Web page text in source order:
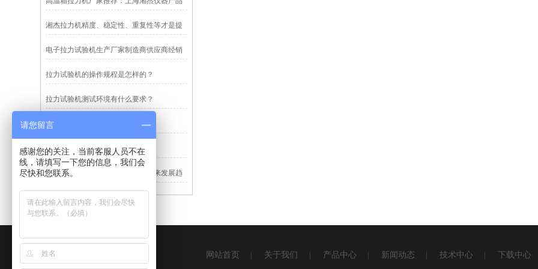
湘杰拉力机精度、稳定性、重复性等才是提
电子拉力试验机生产厂家制造商供应商经销
拉力试验机的操作规程是怎样的？
拉力试验机测试环境有什么要求？
拉力试验机夹具选购指南
拉力试验机应该要如何去选择？
个性化定制是拉力试验机软件的未来发展趋
势
网站首页 关于我们 产品中心 新闻动态 技术中心 下载中心
请您留言
感谢您的关注，当前客服人员不在
线，请填写一下您的信息，我们会
尽快和您联系。